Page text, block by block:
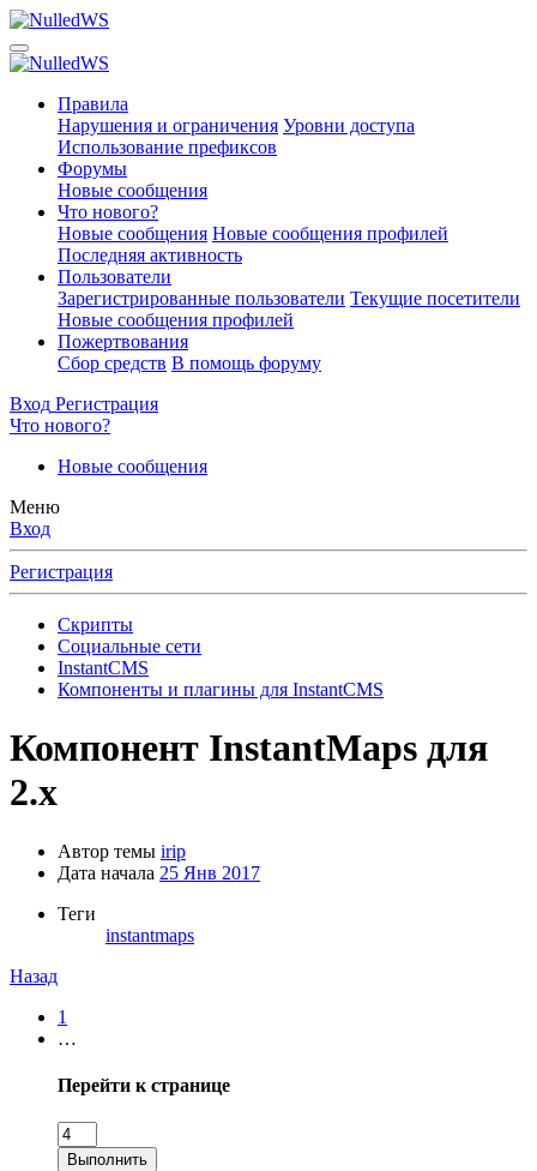
Правила
Нарушения и ограничения Уровни доступа
Использование префиксов
Форумы
Новые сообщения
Что нового?
Новые сообщения Новые сообщения профилей
Последняя активность
Пользователи
Зарегистрированные пользователи Текущие посетители
Новые сообщения профилей
Пожертвования
Сбор средств В помощь форуму
Вход Регистрация
Что нового?
Новые сообщения
Меню
Вход
Регистрация
Скрипты
Социальные сети
InstantCMS
Компоненты и плагины для InstantCMS
Компонент InstantMaps для
2.х
Автор темы irip
Дата начала 25 Янв 2017
Теги
instantmaps
Назад
1
…
Перейти к странице
Выполнить